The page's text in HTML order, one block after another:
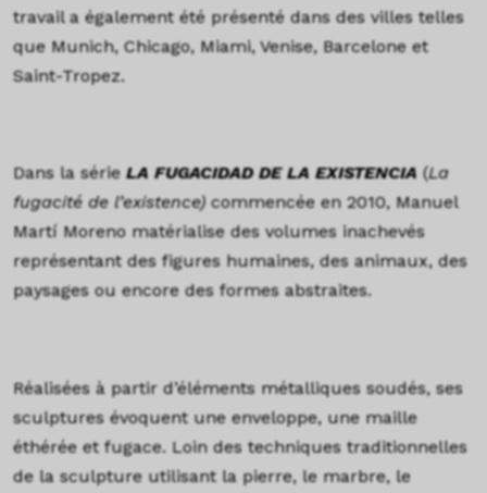
travail a également été présenté dans des villes telles
que Munich, Chicago, Miami, Venise, Barcelone et
Saint-Tropez.
Dans la sérieLA FUGACIDAD DE LA EXISTENCIA (La
fugacité de l’existence)commencée en 2010, Manuel
Martí Moreno matérialise des volumes inachevés
représentant des figures humaines, des animaux, des
paysages ou encore des formes abstraites.
Réalisées à partir d’éléments métalliques soudés, ses
sculptures évoquent une enveloppe, une maille
éthérée et fugace. Loin des techniques traditionnelles
de la sculpture utilisant la pierre, le marbre, le